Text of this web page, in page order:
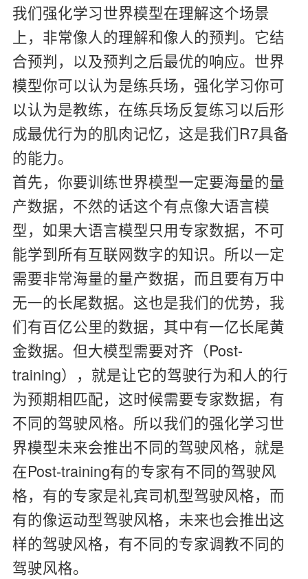
我们强化学习世界模型在理解这个场景
上，非常像人的理解和像人的预判。它结
合预判，以及预判之后最优的响应。世界
模型你可以认为是练兵场，强化学习你可
以认为是教练，在练兵场反复练习以后形
成最优行为的肌肉记忆，这是我们R7具备
的能力。
首先，你要训练世界模型一定要海量的量
产数据，不然的话这个有点像大语言模
型，如果大语言模型只用专家数据，不可
能学到所有互联网数字的知识。所以一定
需要非常海量的量产数据，而且要有万中
无一的长尾数据。这也是我们的优势，我
们有百亿公里的数据，其中有一亿长尾黄
金数据。但大模型需要对齐（Post-
training），就是让它的驾驶行为和人的行
为预期相匹配，这时候需要专家数据，有
不同的驾驶风格。所以我们的强化学习世
界模型未来会推出不同的驾驶风格，就是
在Post-training有的专家有不同的驾驶风
格，有的专家是礼宾司机型驾驶风格，而
有的像运动型驾驶风格，未来也会推出这
样的驾驶风格，有不同的专家调教不同的
驾驶风格。